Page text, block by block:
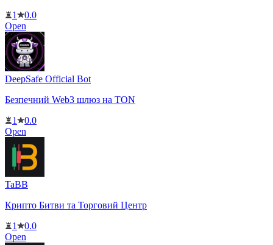
1
0.0
Open
DeepSafe Official Bot
Безпечний Web3 шлюз на TON
1
0.0
Open
TaBB
Крипто Битви та Торговий Центр
1
0.0
Open